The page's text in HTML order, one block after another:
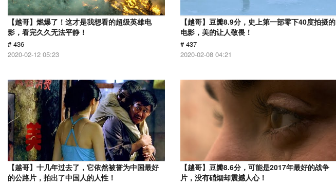
【越哥】燃爆了！这才是我想看的超级英雄电
影，看完久久无法平静！
# 436
2020-02-12 05:23
【越哥】豆瓣8.9分，史上第一部零下40度拍摄的
电影，美的让人敬畏！
# 437
2020-02-08 04:21
【越哥】十几年过去了，它依然被誉为中国最好
的公路片，拍出了中国人的人性！
【越哥】豆瓣8.6分，可能是2017年最好的战争
片，没有硝烟却震撼人心！